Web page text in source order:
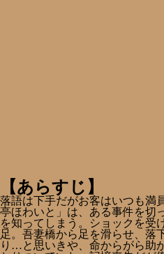
【あらすじ】
落語は下手だがお客はいつも満
亭ほわいと」は、ある事件を切
を知ってしまう。ショックを受
足。吾妻橋から足を滑らせ、落
り…と思いきや、命からがら助